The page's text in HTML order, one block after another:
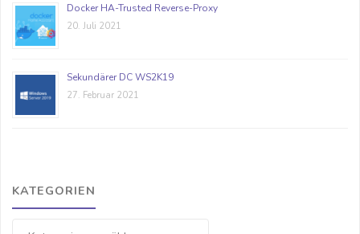
Docker HA-Trusted Reverse-Proxy
20. Juli 2021
Sekundärer DC WS2K19
27. Februar 2021
KATEGORIEN